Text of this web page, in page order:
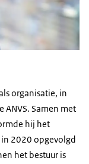
organisatie, in
ANVS. Samen met
hij het
2020 opgevolgd
het bestuur is